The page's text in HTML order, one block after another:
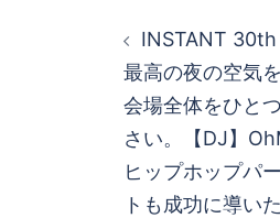
INSTANT 30th
最高の夜の空気
会場全体をひと
さい。【DJ】
ヒップホップパ
トも成功に導い